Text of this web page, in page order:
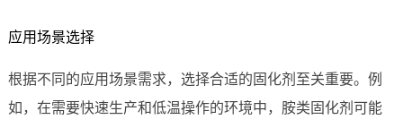
应用场景选择
根据不同的应用场景需求，选择合适的固化剂至关重要。例
如，在需要快速生产和低温操作的环境中，胺类固化剂可能